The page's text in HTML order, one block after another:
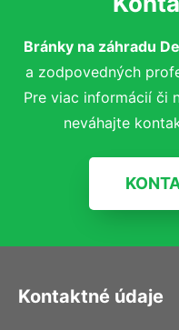
Bránky na záhradu
a zodpovedných
Pre viac informácií či
neváhajte
Kontaktné údaje